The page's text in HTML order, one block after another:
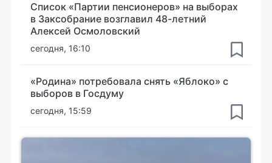
Список «Партии пенсионеров» на выборах
в Заксобрание возглавил 48-летний
Алексей Осмоловский
сегодня, 16:10
«Родина» потребовала снять «Яблоко» с
выборов в Госдуму
сегодня, 15:59